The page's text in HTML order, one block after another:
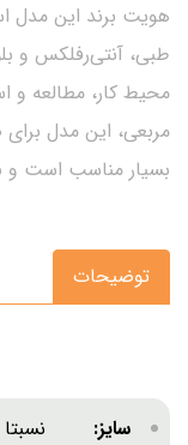
هویت برند این مدل
طبی، آنتی‌رفلکس و
محیط کار، مطالعه و
مربعی، این مدل
بسیار مناسب است و
توضیحات
سایز: نسبتا کوچک